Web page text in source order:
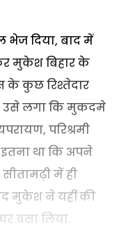
दिया, बाद में
मुकेश बिहार के
के कुछ रिश्तेदार
उसे लगा कि मुकदमे
परिश्रमी
था कि अपने
में ही
मुकेश ने यहीं की
बसा लिया.